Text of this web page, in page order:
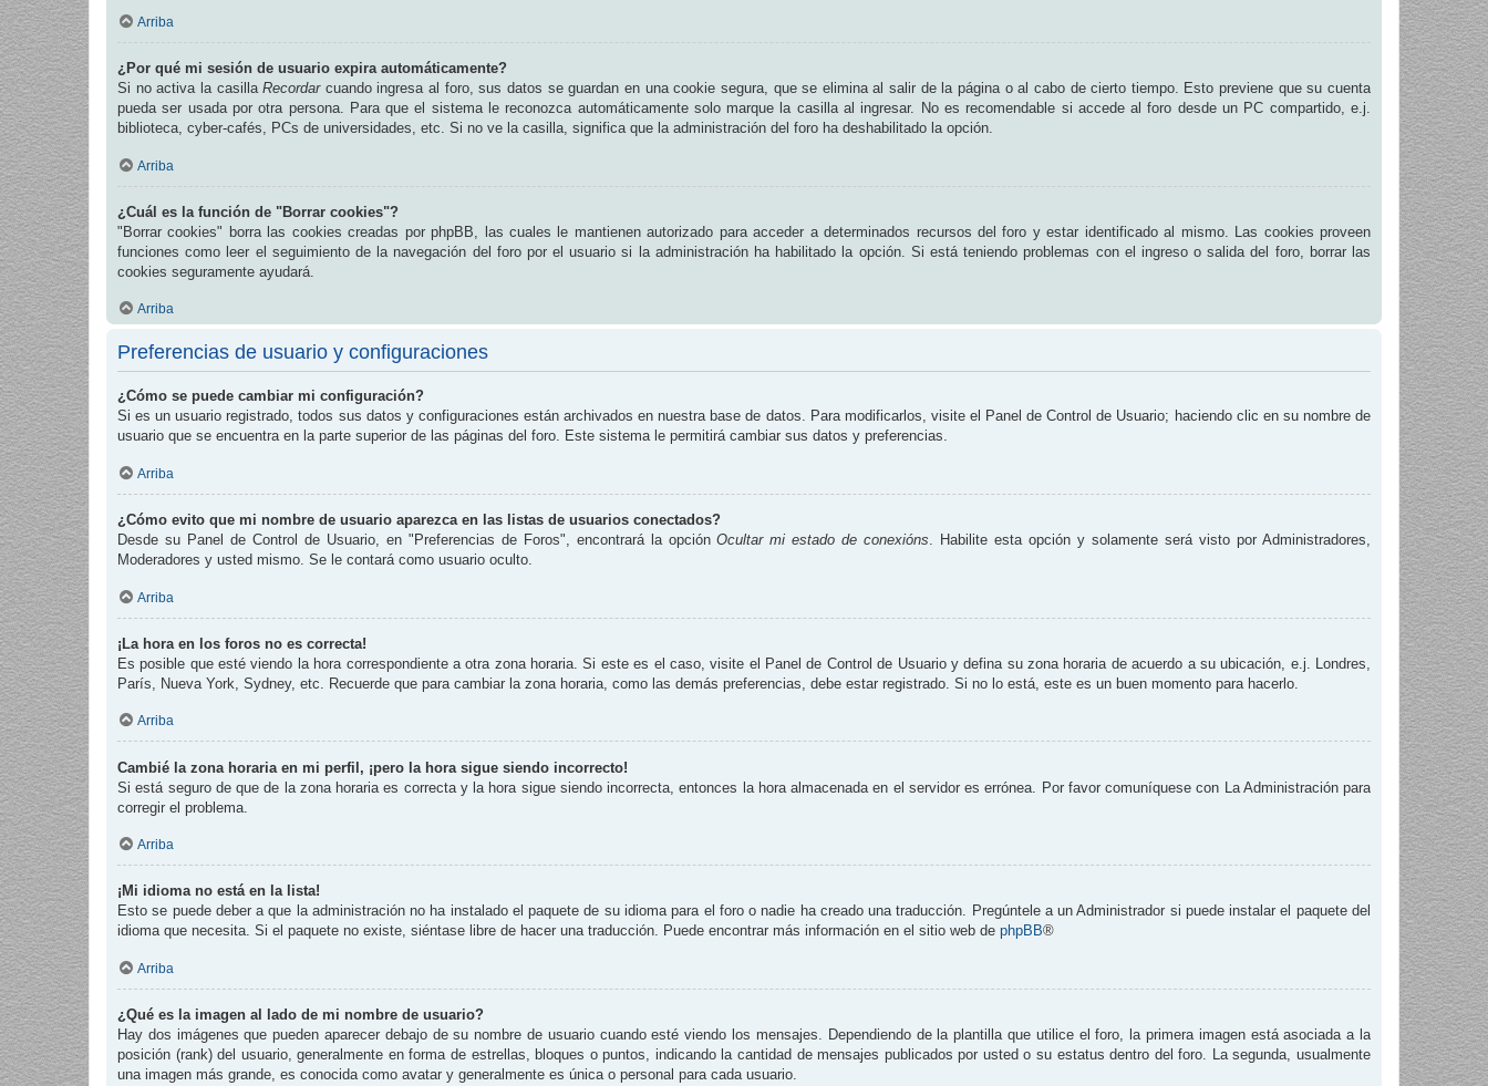
Arriba
¿Por qué mi sesión de usuario expira automáticamente?
Si no activa la casillaRecordarcuando ingresa al foro, sus datos se guardan en una cookie segura, que se elimina al salir de la página o al cabo de cierto tiempo. Esto previene que su cuenta
pueda ser usada por otra persona. Para que el sistema le reconozca automáticamente solo marque la casilla al ingresar. No es recomendable si accede al foro desde un PC compartido, e.j.
biblioteca, cyber-cafés, PCs de universidades, etc. Si no ve la casilla, significa que la administración del foro ha deshabilitado la opción.
Arriba
¿Cuál es la función de "Borrar cookies"?
"Borrar cookies" borra las cookies creadas por phpBB, las cuales le mantienen autorizado para acceder a determinados recursos del foro y estar identificado al mismo. Las cookies proveen
funciones como leer el seguimiento de la navegación del foro por el usuario si la administración ha habilitado la opción. Si está teniendo problemas con el ingreso o salida del foro, borrar las
cookies seguramente ayudará.
Arriba
Preferencias de usuario y configuraciones
¿Cómo se puede cambiar mi configuración?
Si es un usuario registrado, todos sus datos y configuraciones están archivados en nuestra base de datos. Para modificarlos, visite el Panel de Control de Usuario; haciendo clic en su nombre de
usuario que se encuentra en la parte superior de las páginas del foro. Este sistema le permitirá cambiar sus datos y preferencias.
Arriba
¿Cómo evito que mi nombre de usuario aparezca en las listas de usuarios conectados?
Desde su Panel de Control de Usuario, en "Preferencias de Foros", encontrará la opciónOcultar mi estado de conexións. Habilite esta opción y solamente será visto por Administradores,
Moderadores y usted mismo. Se le contará como usuario oculto.
Arriba
¡La hora en los foros no es correcta!
Es posible que esté viendo la hora correspondiente a otra zona horaria. Si este es el caso, visite el Panel de Control de Usuario y defina su zona horaria de acuerdo a su ubicación, e.j. Londres,
París, Nueva York, Sydney, etc. Recuerde que para cambiar la zona horaria, como las demás preferencias, debe estar registrado. Si no lo está, este es un buen momento para hacerlo.
Arriba
Cambié la zona horaria en mi perfil, ¡pero la hora sigue siendo incorrecto!
Si está seguro de que de la zona horaria es correcta y la hora sigue siendo incorrecta, entonces la hora almacenada en el servidor es errónea. Por favor comuníquese con La Administración para
corregir el problema.
Arriba
¡Mi idioma no está en la lista!
Esto se puede deber a que la administración no ha instalado el paquete de su idioma para el foro o nadie ha creado una traducción. Pregúntele a un Administrador si puede instalar el paquete del
idioma que necesita. Si el paquete no existe, siéntase libre de hacer una traducción. Puede encontrar más información en el sitio web de phpBB®
Arriba
¿Qué es la imagen al lado de mi nombre de usuario?
Hay dos imágenes que pueden aparecer debajo de su nombre de usuario cuando esté viendo los mensajes. Dependiendo de la plantilla que utilice el foro, la primera imagen está asociada a la
posición (rank) del usuario, generalmente en forma de estrellas, bloques o puntos, indicando la cantidad de mensajes publicados por usted o su estatus dentro del foro. La segunda, usualmente
una imagen más grande, es conocida como avatar y generalmente es única o personal para cada usuario.